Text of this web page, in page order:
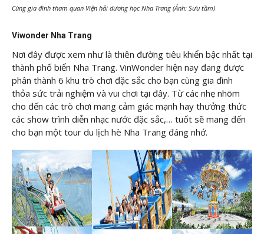
Cùng gia đình tham quan Viện hải dương học Nha Trang (Ảnh: Sưu tầm)
Viwonder Nha Trang
Nơi đây được xem như là thiên đường tiêu khiển bậc nhất tại
thành phố biển Nha Trang. VinWonder hiện nay đang được
phân thành 6 khu trò chơi đặc sắc cho bạn cùng gia đình
thỏa sức trải nghiệm và vui chơi tại đây. Từ các nhẹ nhõm
cho đến các trò chơi mang cảm giác mạnh hay thưởng thức
các show trình diễn nhạc nước đặc sắc,… tuốt sẽ mang đến
cho bạn một tour du lịch hè Nha Trang đáng nhớ.